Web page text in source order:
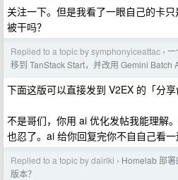
关注一下。但是我看了一眼自己的卡
被干吗？
Replied to a topic by symphonyiceattac › 一
移到 TanStack Start，并改用 Gemini Batch
下面这版可以直接发到 V2EX 的「分享
不是哥们，你用 ai 优化发帖我能理解
也忍了。ai 给你回复完你不自自己看
Replied to a topic by dairiki › Homelab 部
版本？